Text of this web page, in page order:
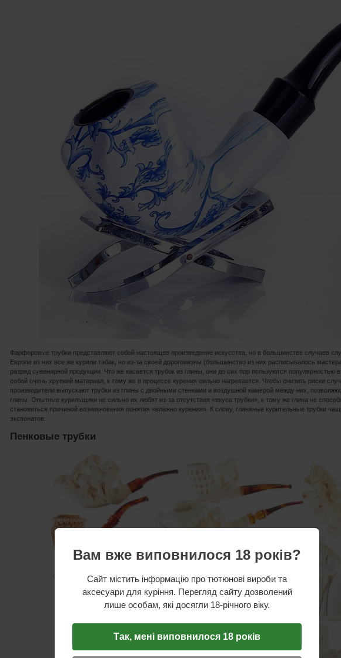
Фарфоровые трубки представляют собой настоящее произведение искусства, но в большинстве случаев
Европе из них все же курили табак, но из-за своей дороговизны (большинство из них расписывалось
разряд сувенирной продукции. Что же касается трубок из глины, они до сих пор пользуются популярностью
собой очень хрупкий материал, к тому же в процессе курения сильно нагревается. Чтобы снизить риски
производители выпускают трубки из глины с двойными стенками и воздушной камерой между них,
глины. Опытные курильщики не сильно их любят из-за отсутствия «вкуса трубки», к тому же глина не
становиться причиной возникновения понятия «влажно курения». К слову, глиняные курительные трубки
экспонатов.
Пенковые трубки
Вам вже виповнилося 18 років?
Сайт містить інформацію про тютюнові вироби та
аксесуари для куріння. Перегляд сайту дозволений
лише особам, які досягли 18-річного віку.
Так, мені виповнилося 18 років